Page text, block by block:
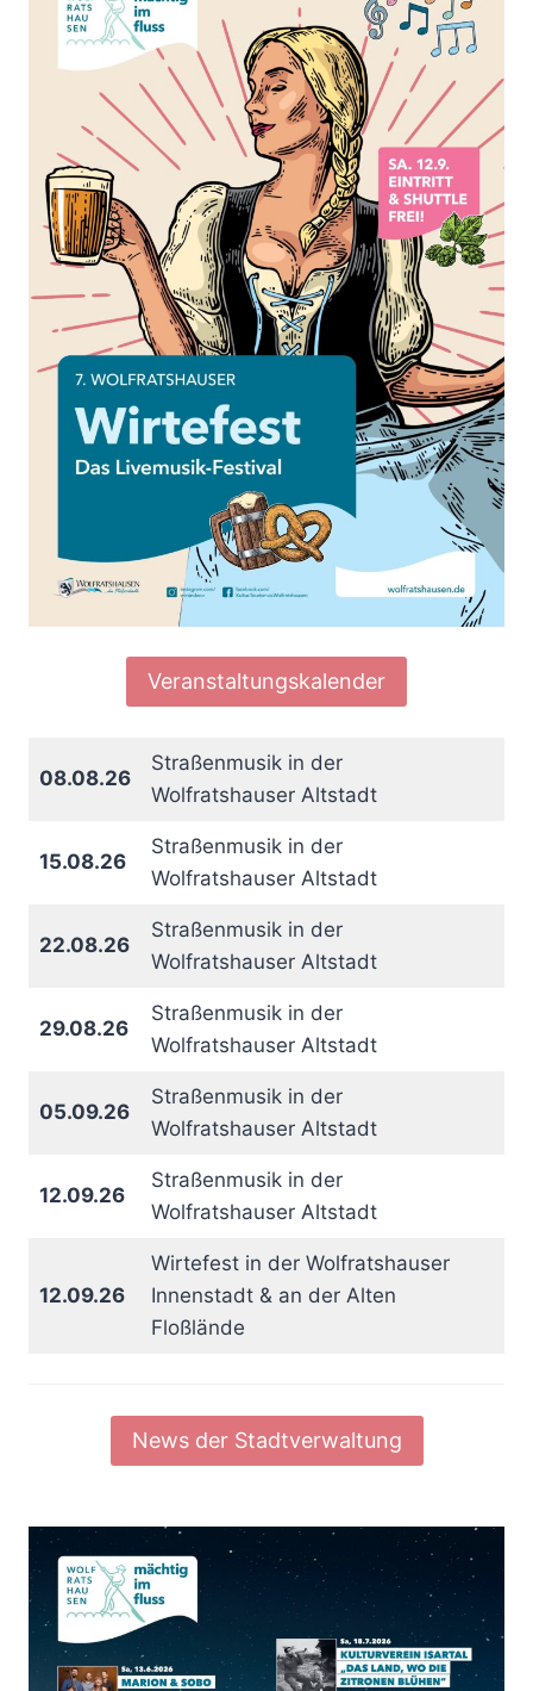
Veranstaltungskalender
08.08.26
Straßenmusik in der
Wolfratshauser Altstadt
15.08.26
Straßenmusik in der
Wolfratshauser Altstadt
22.08.26
Straßenmusik in der
Wolfratshauser Altstadt
29.08.26
Straßenmusik in der
Wolfratshauser Altstadt
05.09.26
Straßenmusik in der
Wolfratshauser Altstadt
12.09.26
Straßenmusik in der
Wolfratshauser Altstadt
12.09.26
Wirtefest in der Wolfratshauser
Innenstadt & an der Alten
Floßlände
News der Stadtverwaltung